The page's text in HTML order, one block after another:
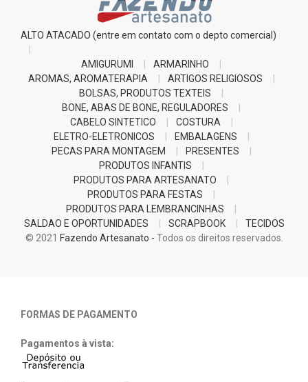
ALTO ATACADO (entre em contato com o depto comercial)
AMIGURUMI
ARMARINHO
AROMAS, AROMATERAPIA
ARTIGOS RELIGIOSOS
BOLSAS, PRODUTOS TEXTEIS
BONE, ABAS DE BONE, REGULADORES
CABELO SINTETICO
COSTURA
ELETRO-ELETRONICOS
EMBALAGENS
PECAS PARA MONTAGEM
PRESENTES
PRODUTOS INFANTIS
PRODUTOS PARA ARTESANATO
PRODUTOS PARA FESTAS
PRODUTOS PARA LEMBRANCINHAS
SALDAO E OPORTUNIDADES
SCRAPBOOK
TECIDOS
© 2021 Fazendo Artesanato - Todos os direitos reservados.
FORMAS DE PAGAMENTO
Pagamentos à vista: